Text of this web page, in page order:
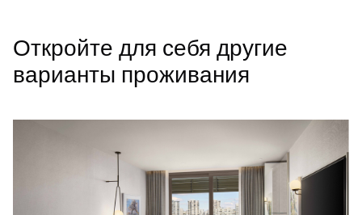
Откройте для себя другие
варианты проживания